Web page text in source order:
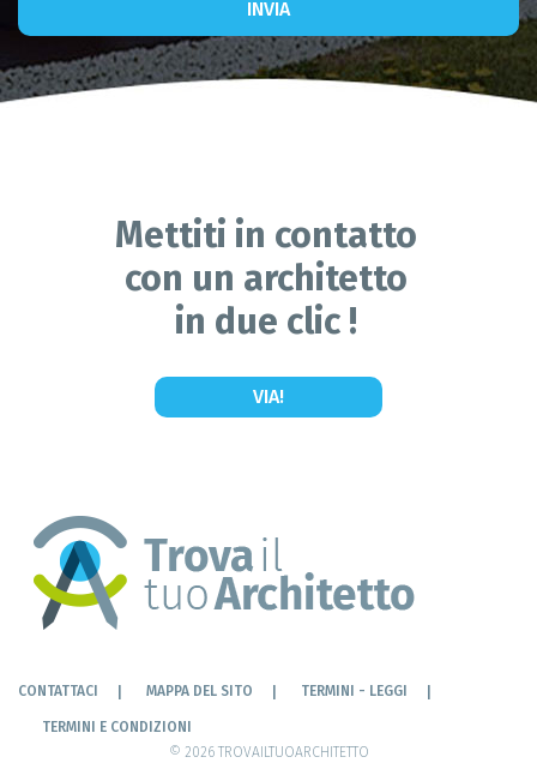
INVIA
Mettiti in contatto
con un architetto
in due clic !
VIA!
CONTATTACI MAPPA DEL SITO TERMINI - LEGGI
TERMINI E CONDIZIONI
© 2026 TROVAILTUOARCHITETTO